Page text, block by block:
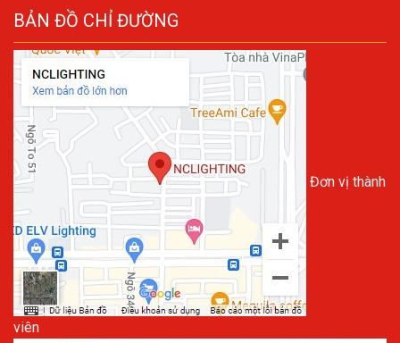
BẢN ĐỒ CHỈ ĐƯỜNG
Đơn vị thành
viên